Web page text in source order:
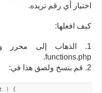
اختيار أي رقم تريده.
كيف افعلها:
1. الذهاب إلى محرر
functions.php.
2. قم بنسخ ولصق هذا في:
) {